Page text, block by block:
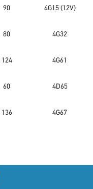
90 4G15 (12V)
80 4G32
124 4G61
60 4D65
136 4G67